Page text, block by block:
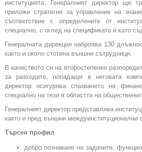
институцията. Генералният директор ще
приложи стратегия за управление на
съответствие с определените от
специално, с оглед на спецификата ѝ като
Генералната дирекция наброява 130
както и около стотина външни сътрудници.
В качеството си на второстепенен
за разходите, попадащи в неговата
директор осигурява спазването на
специално на тези в областта на
Генералният директор представлява
както и пред външни междуинституционални
Търсен профил
добро познаване на задачите,